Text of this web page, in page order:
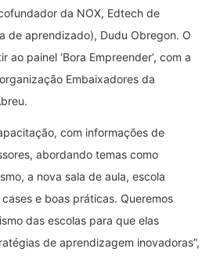
da NOX, Edtech de
de aprendizado), Dudu Obregon. O
ao painel ‘Bora Empreender’, com a
Embaixadores da
com informações de
abordando temas como
a nova sala de aula, escola
e boas práticas. Queremos
das escolas para que elas
de aprendizagem inovadoras”,